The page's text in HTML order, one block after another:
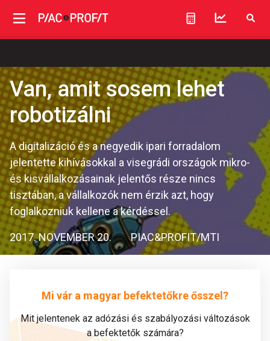
Van, amit sosem lehet
robotizálni
A digitalizáció és a negyedik ipari forradalom
jelentette kihívásokkal a visegrádi országok mikro-
és kisvállalkozásainak jelentős része nincs
tisztában, a vállalkozók nem érzik azt, hogy
foglalkozniuk kellene a kérdéssel.
2017. NOVEMBER 20. PIAC&PROFIT/MTI
Mi vár a magyar befektetőkre ősszel?
Mit jelentenek az adózási és szabályozási változások
a befektetők számára?